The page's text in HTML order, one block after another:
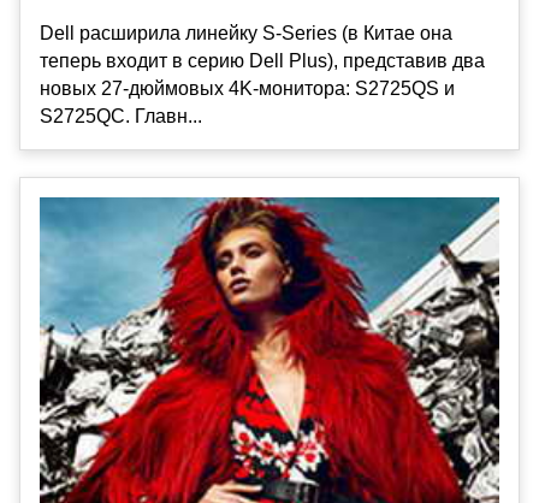
Dell расширила линейку S-Series (в Китае она
теперь входит в серию Dell Plus), представив два
новых 27-дюймовых 4K-монитора: S2725QS и
S2725QC. Главн...